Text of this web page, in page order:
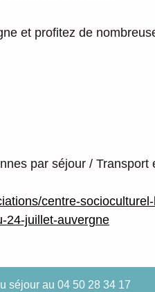
et profitez de
par séjour /
centre-
24-juillet-auvergne
séjour au 04 50 28 34 17